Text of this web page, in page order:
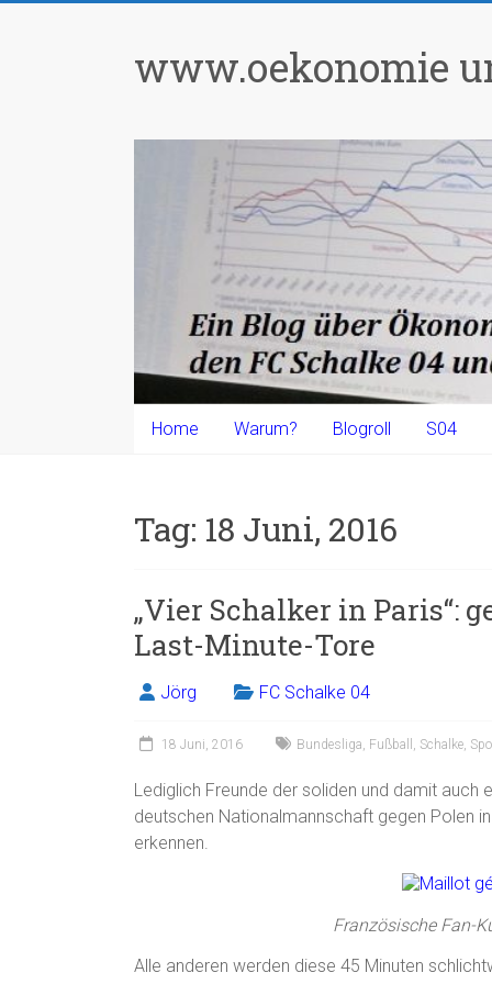
www.oekonomie
Home Warum? Blogroll S04
Tag: 18 Juni, 2016
„Vier Schalker in Paris“:
Last-Minute-Tore
Jörg FC Schalke 04
18 Juni, 2016 Bundesliga Fußball Schalke
Lediglich Freunde der soliden und damit
deutschen Nationalmannschaft gegen Polen
erkennen.
Französische Fan-
Alle anderen werden diese 45 Minuten